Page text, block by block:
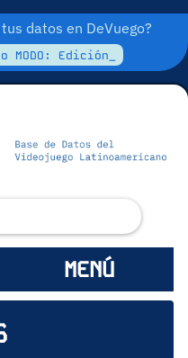
datos en DeVuego?
MODO: Edición_
MENÚ